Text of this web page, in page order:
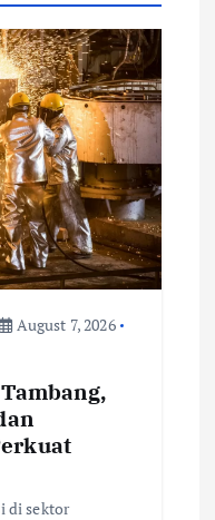
August 7, 2026
di sektor